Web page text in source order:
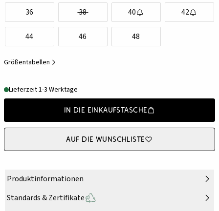
36 38 40 42
44 46 48
Größentabellen
Lieferzeit 1-3 Werktage
In die Einkaufstasche
Auf die Wunschliste
Produktinformationen
Standards & Zertifikate